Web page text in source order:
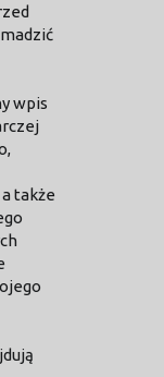
wpis
także